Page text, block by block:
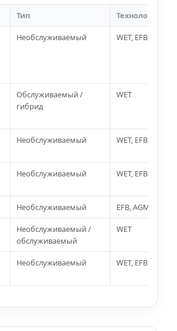
Тип Технология
Необслуживаемый WET, EFB, AGM
Обслуживаемый /
гибрид
WET
Необслуживаемый WET, EFB, AGM
Необслуживаемый WET, EFB
Необслуживаемый EFB, AGM
Необслуживаемый /
обслуживаемый
WET
Необслуживаемый WET, EFB